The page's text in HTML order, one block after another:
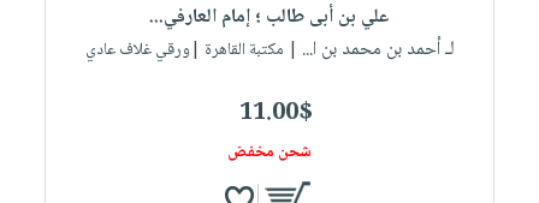
علي بن أبى طالب ؛ إمام العارفي...
لـ أحمد بن محمد بن ا... | مكتبة القاهرة |ورقي غلاف عادي
11.00$
شحن مخفض